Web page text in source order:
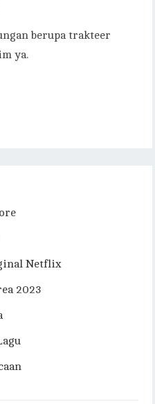
berupa trakteer
ya.
Netflix
2023